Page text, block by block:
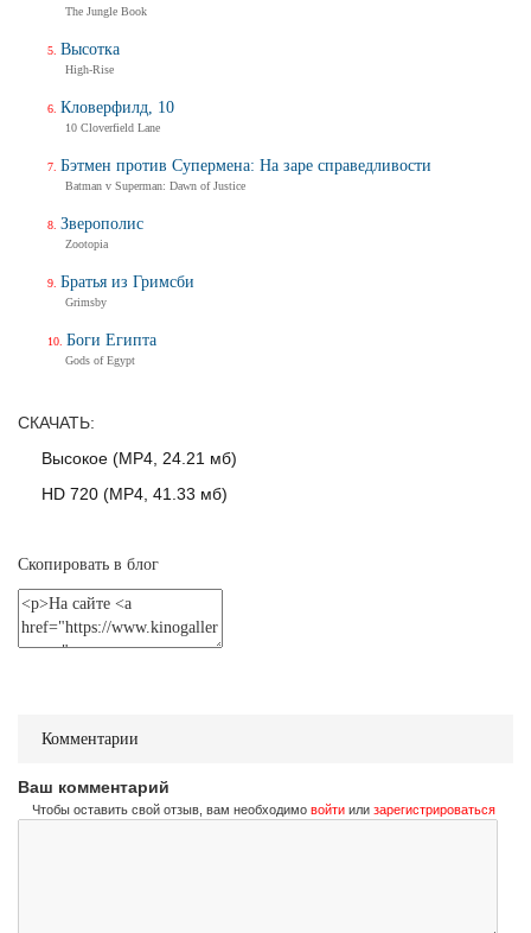
Тизер-трейлер (на русском)
СКАЧАТЬ:
Высокое (MP4, 24.21 мб)
HD 720 (MP4, 41.33 мб)
Скопировать в блог
Комментарии
Ваш комментарий
Чтобы оставить свой отзыв, вам необходимо войти или зарегистрироваться
The Jungle Book
Высотка
High-Rise
Кловерфилд, 10
10 Cloverfield Lane
Бэтмен против Супермена: На заре справедливости
Batman v Superman: Dawn of Justice
Зверополис
Zootopia
Братья из Гримсби
Grimsby
Боги Египта
Gods of Egypt